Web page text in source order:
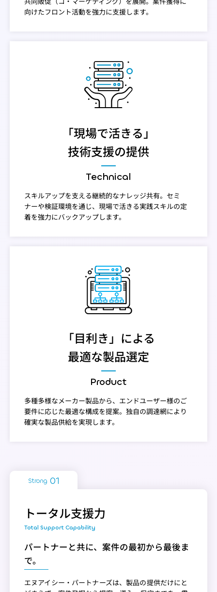
向けたフロント活動を強力に支援します。
「現場で活きる」
技術支援の提供
Technical
スキルアップを支える継続的なナレッジ共有。セミ
ナーや検証環境を通じ、現場で活きる実践スキルの定
着を強力にバックアップします。
「目利き」による
最適な製品選定
Product
多種多様なメーカー製品から、エンドユーザー様のご
要件に応じた最適な構成を提案。独自の調達網により
確実な製品供給を実現します。
Strong
トータル支援力
パートナーと共に、案件の最初から最後ま
で。
エヌアイシー・パートナーズは、製品の提供だけにと